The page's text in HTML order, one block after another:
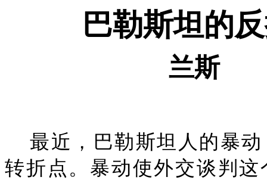
巴勒斯坦的
兰斯
最近，巴勒斯坦人的暴
转折点。暴动使外交谈判